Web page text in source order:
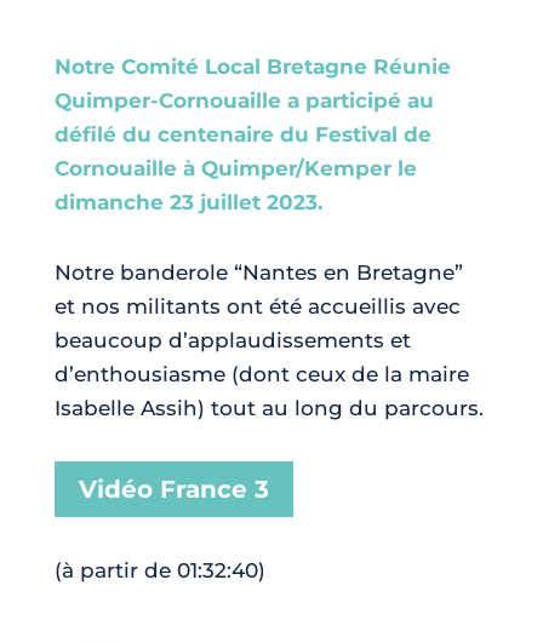
Notre Comité Local Bretagne Réunie
Quimper-Cornouaille a participé au
défilé du centenaire du Festival de
Cornouaille à Quimper/Kemper le
dimanche 23 juillet 2023.
Notre banderole “Nantes en Bretagne”
et nos militants ont été accueillis avec
beaucoup d’applaudissements et
d’enthousiasme (dont ceux de la maire
Isabelle Assih) tout au long du parcours.
Vidéo France 3
(à partir de 01:32:40)